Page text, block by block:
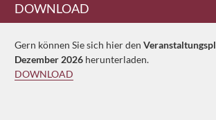
DOWNLOAD
Gern können Sie sich hier den
Dezember 2026 herunterladen.
DOWNLOAD